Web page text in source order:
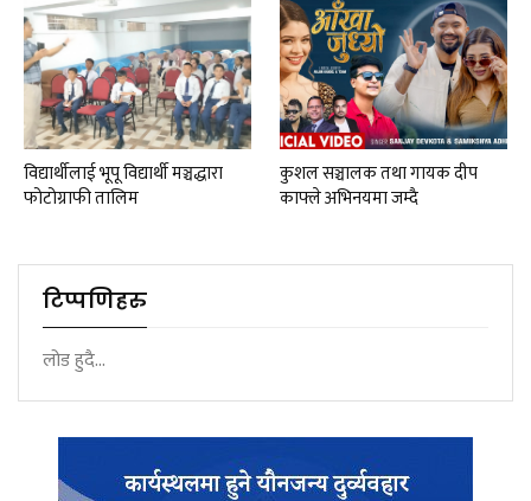
विद्यार्थीलाई भूपू विद्यार्थी मञ्चद्धारा
फोटोग्राफी तालिम
कुशल सञ्चालक तथा गायक दीप
काफ्ले अभिनयमा जम्दै
टिप्पणिहरु
लोड हुदै...